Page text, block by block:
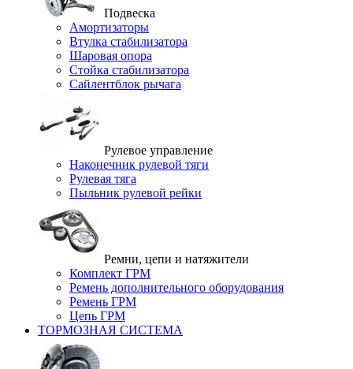
Подвеска
Амортизаторы
Втулка стабилизатора
Шаровая опора
Стойка стабилизатора
Сайлентблок рычага
Рулевое управление
Наконечник рулевой тяги
Рулевая тяга
Пыльник рулевой рейки
Ремни, цепи и натяжители
Комплект ГРМ
Ремень дополнительного оборудования
Ремень ГРМ
Цепь ГРМ
ТОРМОЗНАЯ СИСТЕМА